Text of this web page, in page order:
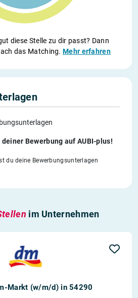
diese Stelle zu dir passt? Dann
das Matching.Mehr erfahren
Bewerbung auf AUBI-plus!
du deine Bewerbungsunterlagen
im Unternehmen
Markt (w/m/d) in 54290